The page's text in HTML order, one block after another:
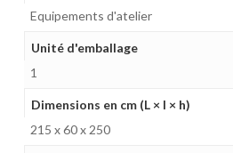
Equipements d'atelier
Unité d'emballage
1
Dimensions en cm (L × l × h)
215 x 60 x 250